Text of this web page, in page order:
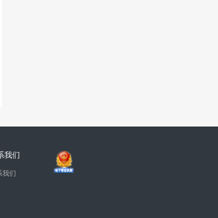
我们
我们